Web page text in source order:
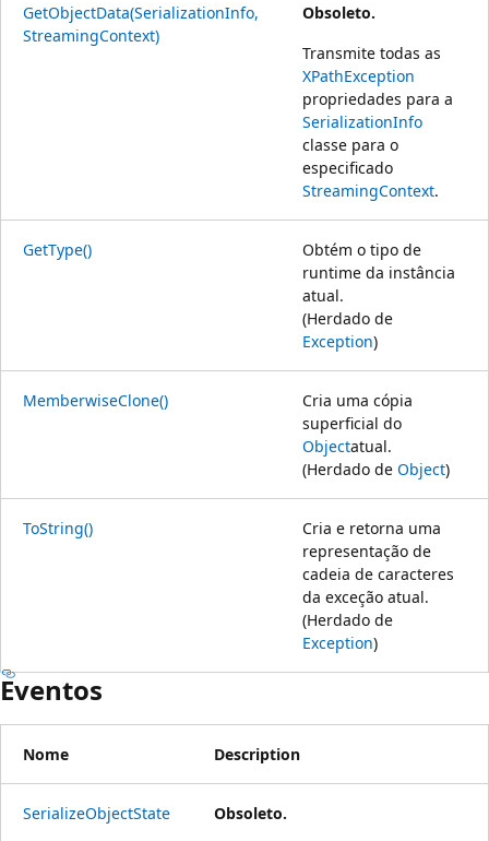
GetObjectData(SerializationInfo,
StreamingContext)
Obsoleto.
Transmite todas as
XPathException
propriedades para a
SerializationInfo
classe para o
especificado
StreamingContext.
GetType()
Obtém o tipo de
runtime da instância
atual.
(Herdado de
Exception)
MemberwiseClone()
Cria uma cópia
superficial do
Objectatual.
(Herdado de Object)
ToString()
Cria e retorna uma
representação de
cadeia de caracteres
da exceção atual.
(Herdado de
Exception)
Eventos
Nome Description
SerializeObjectState
Obsoleto.